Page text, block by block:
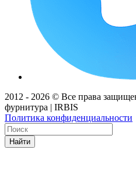
2012 - 2026 © Все права
фурнитура | IRBIS
Политика конфиденциальности
Найти